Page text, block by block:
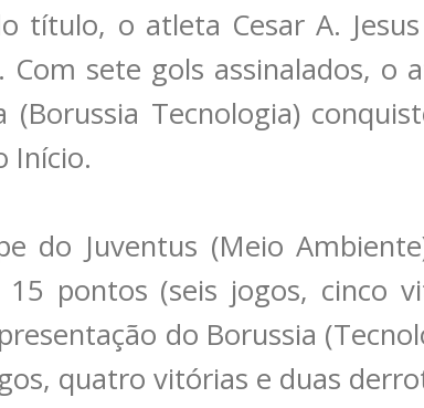
título, o atleta Cesar A.
Com sete gols assinalados, o
(Borussia Tecnologia)
Início.
do Juventus (Meio
15 pontos (seis jogos, cinco
do Borussia
quatro vitórias e duas